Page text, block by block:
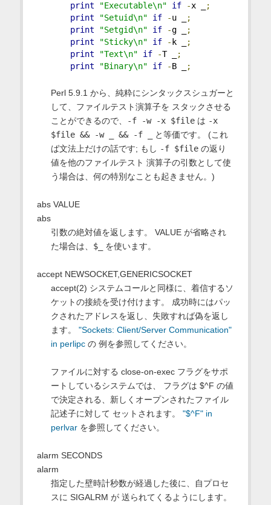
print
"Executable\n" if -x _
;
print
"Setuid\n" if -u _
;
print
"Setgid\n" if -g _
;
print
"Sticky\n" if - k _
;
print
"Text\n" if -T _
;
print
"Binary\n" if -B _ ;
Perl 5.9.1 から、純粋にシンタックスシュガーと
して、ファイルテスト演算子を スタックさせる
ことができるので、
-f -w -x $fileは -x
$file && -w _ && -f _
と等価です。 (これ
ば文法上だけの話です; もし -f $fileの返り
値を他のファイルテスト 演算子の引数として使
う場合は、何の特別なことも起きません。)
abs VALUE
abs
引数の絶対値を返します。 VALUE が省略され
た場合は、 $_ を使います。
accept NEWSOCKET,GENERICSOCKET
accept(2) システムコールと同様に、着信するソ
ケットの接続を受け付けます。 成功時にはパッ
クされたアドレスを返し、失敗すれば偽を返し
ます。 "Sockets: Client/Server Communication"
in perlipcの 例を参照してください。
ファイルに対する close-on-exec フラグをサポ
ートしているシステムでは、 フラグは $^F の値
で決定される、新しくオープンされたファイル
記述子に対して セットされます。 "$^F" in
perlvarを参照してください。
alarm SECONDS
alarm
指定した壁時計秒数が経過した後に、自プロセ
スに SIGALRM が 送られてくるようにします。